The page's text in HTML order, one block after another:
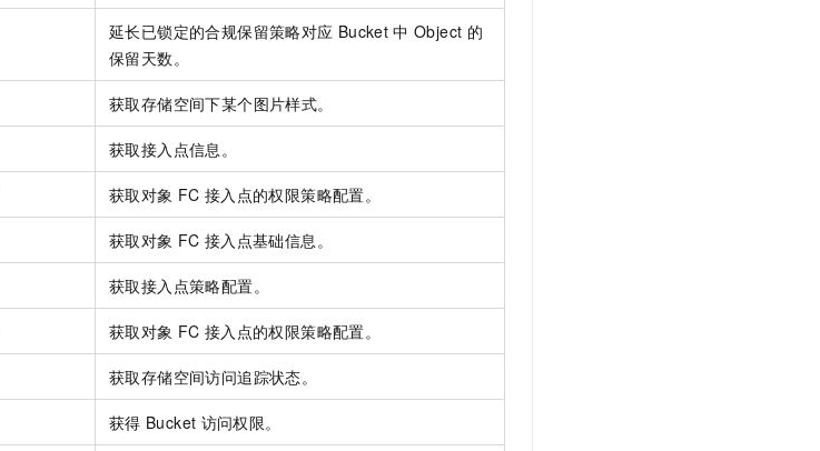
延长已锁定的合规保留策略对应 Bucket 中 Object 的
保留天数。
获取存储空间下某个图片样式。
获取接入点信息。
获取对象 FC 接入点的权限策略配置。
获取对象 FC 接入点基础信息。
获取接入点策略配置。
获取对象 FC 接入点的权限策略配置。
获取存储空间访问追踪状态。
获得 Bucket 访问权限。